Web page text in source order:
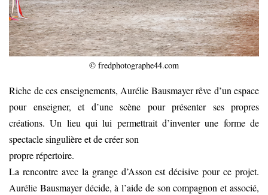
© fredphotographe44.com
Riche de ces enseignements, Aurélie Bausmayer rêve d’un espace
pour enseigner, et d’une scène pour présenter ses propres
créations. Un lieu qui lui permettrait d’inventer une forme de
spectacle singulière et de créer son
propre répertoire.
La rencontre avec la grange d’Asson est décisive pour ce projet.
Aurélie Bausmayer décide, à l’aide de son compagnon et associé,